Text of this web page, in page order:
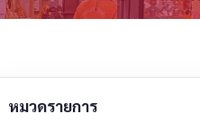
หมวดรายการ